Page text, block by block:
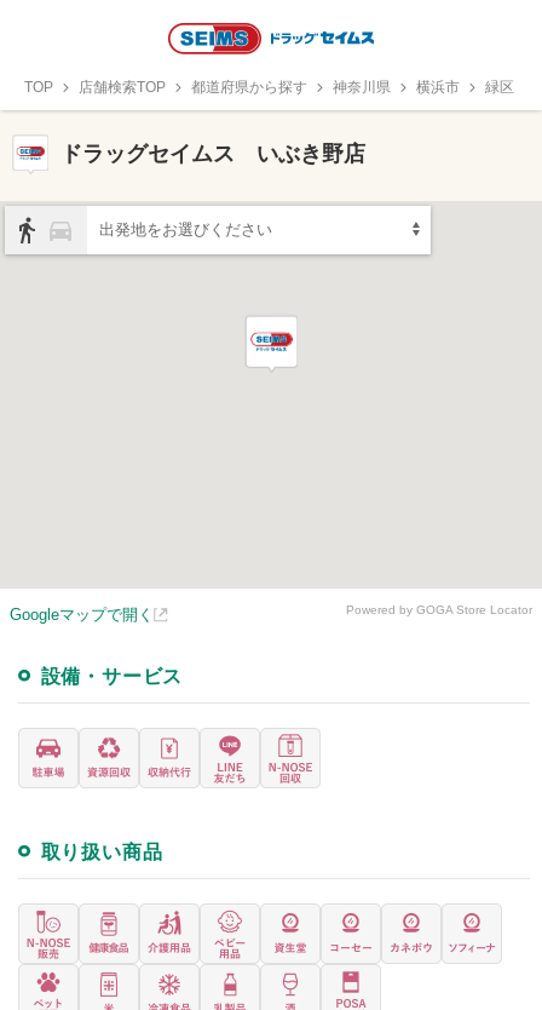
TOP 店舗検索TOP 都道府県から探す 神奈川県 横浜市 緑区
ドラッグセイムス いぶき野店
出発地をお選びください
Googleマップで開く Powered by GOGA Store Locator
設備・サービス
取り扱い商品